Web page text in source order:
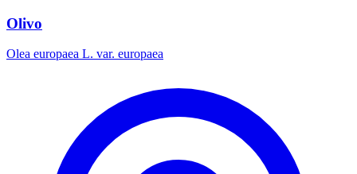
Olivo
Olea europaea L. var. europaea